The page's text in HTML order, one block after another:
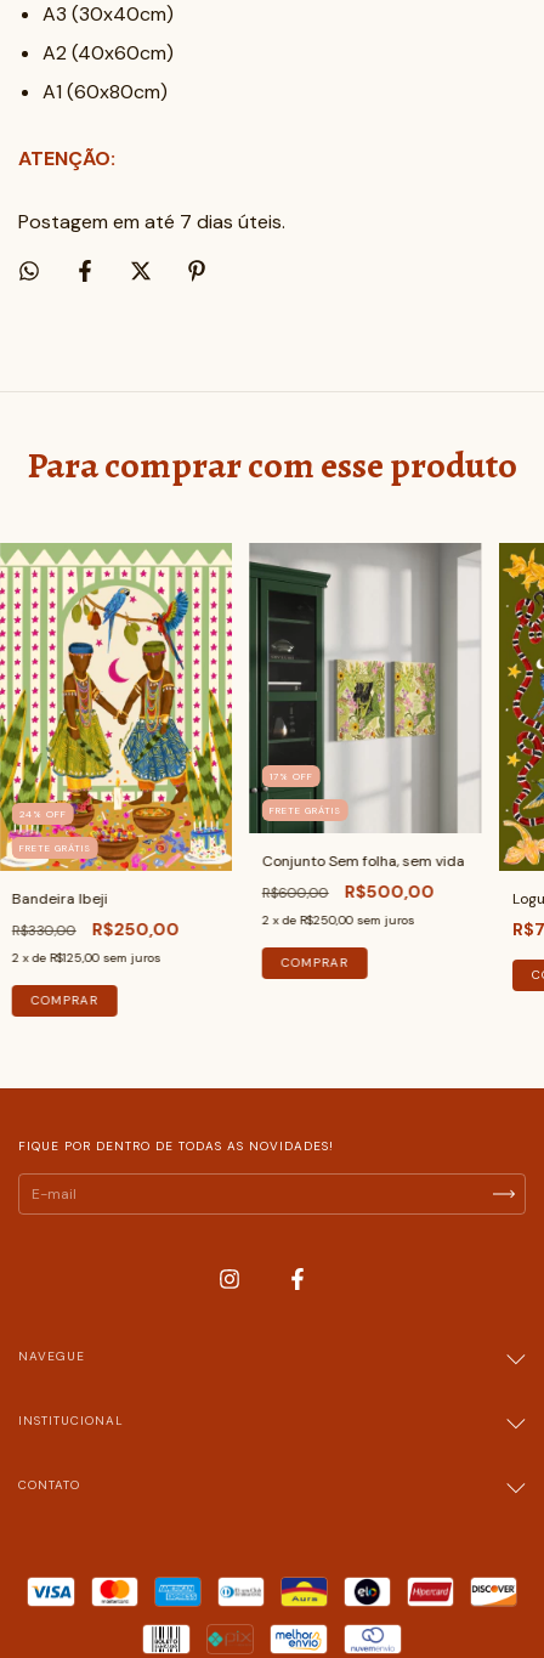
A3 (30x40cm)
A2 (40x60cm)
A1 (60x80cm)
ATENÇÃO:
Postagem em até 7 dias úteis.
Para comprar com esse produto
24 % OFF
FRETE GRÁTIS
Bandeira Ibeji
R$330,00 R$250,00
2 x de R$125,00 sem juros
17 % OFF
FRETE GRÁTIS
Conjunto Sem folha, sem vida
R$600,00 R$500,00
2 x de R$250,00 sem juros
COMPRAR
FIQUE POR DENTRO DE TODAS AS NOVIDADES!
NAVEGUE
INSTITUCIONAL
CONTATO